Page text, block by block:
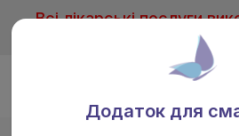
Всі лікарські послуги
тільки після консультації
Додаток для